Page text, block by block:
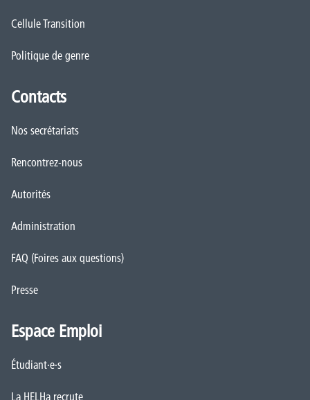
Cellule Transition
Politique de genre
Contacts
Nos secrétariats
Rencontrez-nous
Autorités
Administration
FAQ (Foires aux questions)
Presse
Espace Emploi
Étudiant·e·s
La HELHa recrute